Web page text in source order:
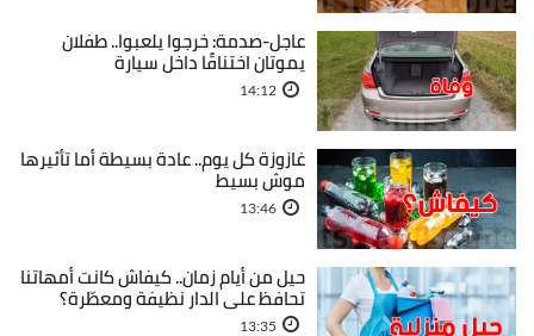
عاجل-صدمة: خرجوا يلعبوا.. طفلان
يموتان اختناقًا داخل سيارة
14:12
غازوزة كل يوم.. عادة بسيطة أما تأثيرها
موش بسيط
13:46
حيل من أيام زمان.. كيفاش كانت أمهاتنا
تحافظ على الدار نظيفة ومعطّرة؟
13:35